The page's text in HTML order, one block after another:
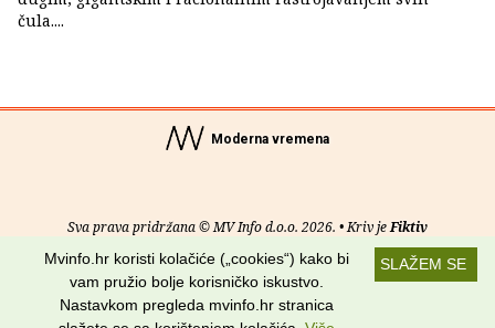
čula....
Moderna vremena
Sva prava pridržana © MV Info d.o.o. 2026. • Kriv jeFiktiv
Uvjeti korištenja RSS kanali
Potraži nas na:
SLAŽEM SE
Mvinfo.hr koristi kolačiće („cookies“) kako bi
vam pružio bolje korisničko iskustvo.
Nastavkom pregleda mvinfo.hr stranica